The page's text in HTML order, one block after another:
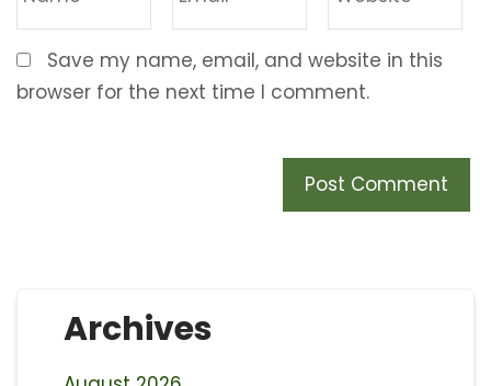
Save my name, email, and website in this
browser for the next time I comment.
Archives